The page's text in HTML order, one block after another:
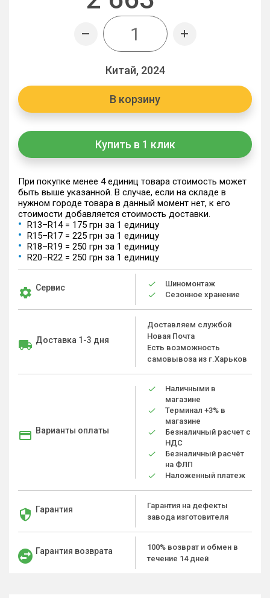
Китай, 2024
В корзину
Купить в 1 клик
При покупке менее 4 единиц товара стоимость может
быть выше указанной. В случае, если на складе в
нужном городе товара в данный момент нет, к его
стоимости добавляется стоимость доставки.
R13–R14 = 175 грн за 1 единицу
R15–R17 = 225 грн за 1 единицу
R18–R19 = 250 грн за 1 единицу
R20–R22 = 250 грн за 1 единицу
Сервис
Шиномонтаж
Сезонное хранение
Доставка 1-3 дня
Доставляем службой
Новая Почта
Есть возможность
самовывоза из г.Харьков
Варианты оплаты
Наличными в
магазине
Терминал +3% в
магазине
Безналичный расчет с
НДС
Безналичный расчёт
на ФЛП
Наложенный платеж
Гарантия
Гарантия на дефекты
завода изготовителя
Гарантия возврата
100% возврат и обмен в
течение 14 дней